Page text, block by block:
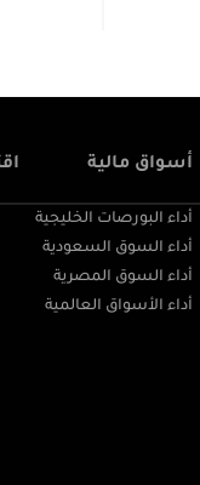
أسواق مالية
أداء البورصات الخليجية
أداء السوق السعودية
أداء السوق المصرية
أداء الأسواق العالمية